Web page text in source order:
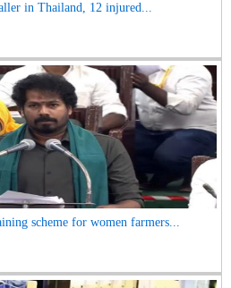
in Thailand, 12 injured...
scheme for women farmers...